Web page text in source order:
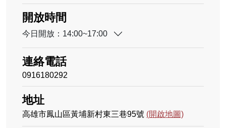
開放時間
今日開放：14:00~17:00
連絡電話
0916180292
地址
高雄市鳳山區黃埔新村東三巷95號 (開啟地圖)